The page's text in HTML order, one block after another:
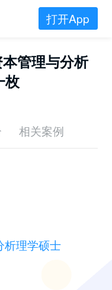
打开App
管理与分析
枚
相关案例
析理学硕士